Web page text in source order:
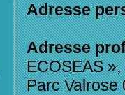
Adresse
Adresse
ECOSEAS
Parc Valrose